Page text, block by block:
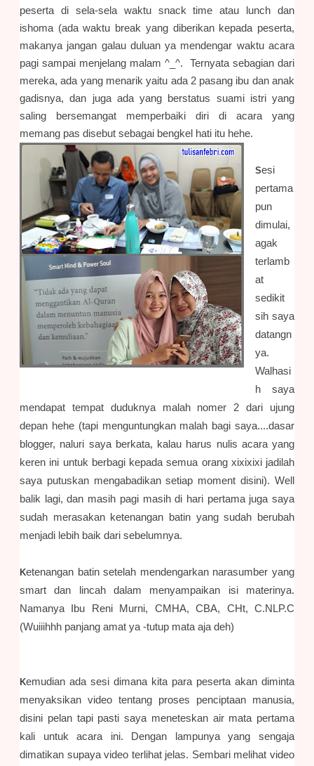
peserta di sela-sela waktu snack time atau lunch dan
ishoma (ada waktu break yang diberikan kepada peserta,
makanya jangan galau duluan ya mendengar waktu acara
pagi sampai menjelang malam ^_^. Ternyata sebagian dari
mereka, ada yang menarik yaitu ada 2 pasang ibu dan anak
gadisnya, dan juga ada yang berstatus suami istri yang
saling bersemangat memperbaiki diri di acara yang
memang pas disebut sebagai bengkel hati itu hehe.
Sesi
pertama
pun
dimulai,
agak
terlamb
at
sedikit
sih saya
datangn
ya.
Walhasi
h saya
mendapat tempat duduknya malah nomer 2 dari ujung
depan hehe (tapi menguntungkan malah bagi saya....dasar
blogger, naluri saya berkata, kalau harus nulis acara yang
keren ini untuk berbagi kepada semua orang xixixixi jadilah
saya putuskan mengabadikan setiap moment disini). Well
balik lagi, dan masih pagi masih di hari pertama juga saya
sudah merasakan ketenangan batin yang sudah berubah
menjadi lebih baik dari sebelumnya.
Ketenangan batin setelah mendengarkan narasumber yang
smart dan lincah dalam menyampaikan isi materinya.
Namanya Ibu Reni Murni, CMHA, CBA, CHt, C.NLP.C
(Wuiiihhh panjang amat ya -tutup mata aja deh)
Kemudian ada sesi dimana kita para peserta akan diminta
menyaksikan video tentang proses penciptaan manusia,
disini pelan tapi pasti saya meneteskan air mata pertama
kali untuk acara ini. Dengan lampunya yang sengaja
dimatikan supaya video terlihat jelas. Sembari melihat video